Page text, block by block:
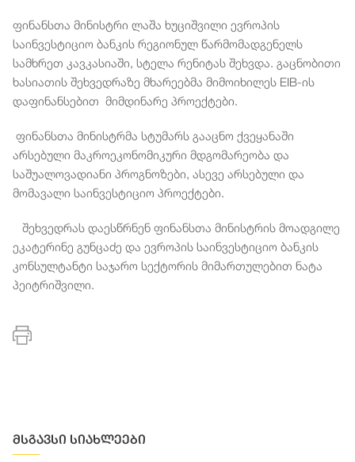
ფინანსთა მინისტრი ლაშა ხუციშვილი ევროპის
საინვესტიციო ბანკის რეგიონულ წარმომადგენელს
სამხრეთ კავკასიაში, სტელა რენიტას შეხვდა. გაცნობითი
ხასიათის შეხვედრაზე მხარეებმა მიმოიხილეს EIB-ის
დაფინანსებით მიმდინარე პროექტები.
ფინანსთა მინისტრმა სტუმარს გააცნო ქვეყანაში
არსებული მაკროეკონომიკური მდგომარეობა და
საშუალოვადიანი პროგნოზები, ასევე არსებული და
მომავალი საინვესტიციო პროექტები.
შეხვედრას დაესწრნენ ფინანსთა მინისტრის მოადგილე
ეკატერინე გუნცაძე და ევროპის საინვესტიციო ბანკის
კონსულტანტი საჯარო სექტორის მიმართულებით ნატა
პეიტრიშვილი.
მსგავსი სიახლეები